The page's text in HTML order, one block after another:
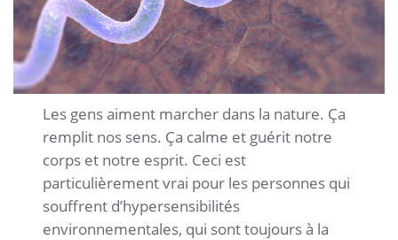
Les gens aiment marcher dans la nature. Ça
remplit nos sens. Ça calme et guérit notre
corps et notre esprit. Ceci est
particulièrement vrai pour les personnes qui
souffrent d’hypersensibilités
environnementales, qui sont toujours à la